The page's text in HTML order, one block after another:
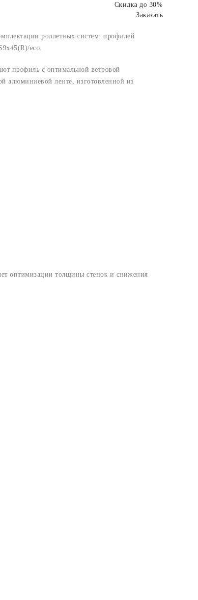
Скидка до 30%
Заказать
роллетных систем: профилей
eco.
профиль с оптимальной ветровой
алюминиевой ленте, изготовленной из
оптимизации толщины стенок и снижения